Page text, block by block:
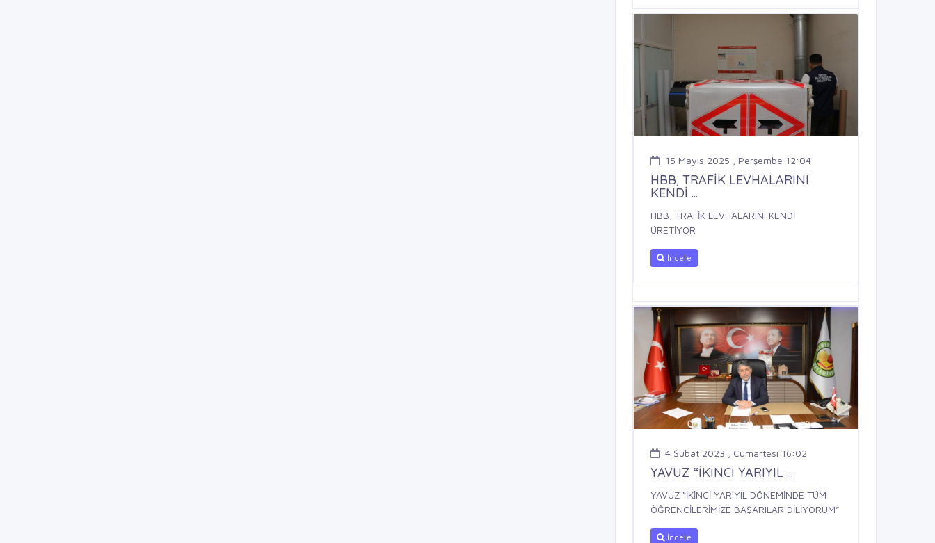
15 Mayıs 2025 , Perşembe 12:04
HBB, TRAFİK LEVHALARINI
KENDİ ...
HBB, TRAFİK LEVHALARINI KENDİ
ÜRETİYOR
İncele
4 Şubat 2023 , Cumartesi 16:02
YAVUZ “İKİNCİ YARIYIL ...
YAVUZ “İKİNCİ YARIYIL DÖNEMİNDE TÜM
ÖĞRENCİLERİMİZE BAŞARILAR DİLİYORUM”
İncele